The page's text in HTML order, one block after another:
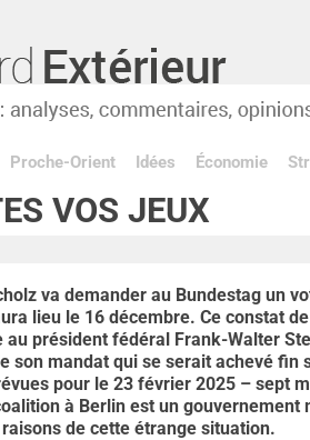
Proche-Orient Idées Économie
VOS JEUX
va demander au Bundestag un
lieu le 16 décembre. Ce constat
président fédéral Frank-Walter
son mandat qui se serait achevé fin
pour le 23 février 2025 – sept
à Berlin est un gouvernement
de cette étrange situation.